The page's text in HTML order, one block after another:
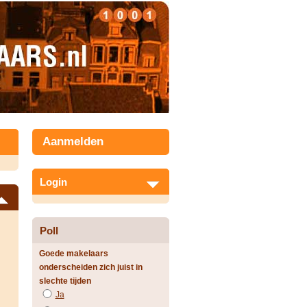
Aanmelden
Login
Poll
Goede makelaars
onderscheiden zich juist in
slechte tijden
Ja